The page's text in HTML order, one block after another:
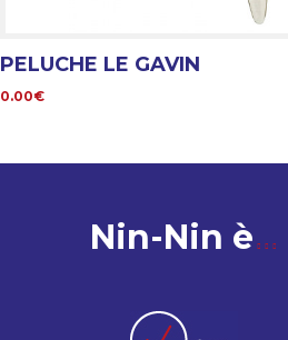
PELUCHE LE GAVIN
0.00€
Nin-Nin è